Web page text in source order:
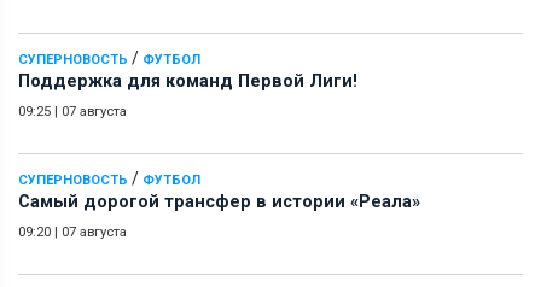
СУПЕРНОВОСТЬ / ФУТБОЛ
Поддержка для команд Первой Лиги!
09:25 | 07 августа
СУПЕРНОВОСТЬ / ФУТБОЛ
Самый дорогой трансфер в истории «Реала»
09:20 | 07 августа